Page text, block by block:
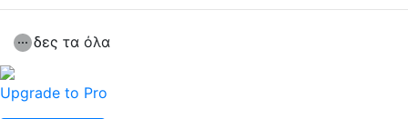
δες τα όλα
Upgrade to Pro